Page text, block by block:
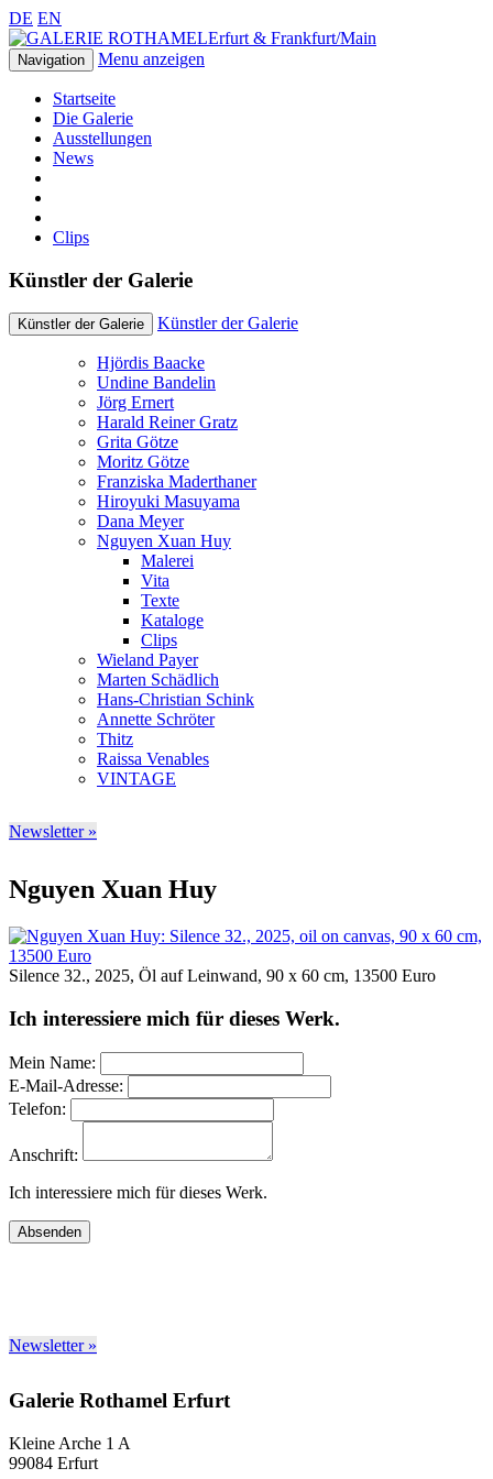
DE EN
Erfurt & Frankfurt/Main
Navigation Menu anzeigen
Startseite
Die Galerie
Ausstellungen
News
Clips
Künstler der Galerie
Künstler der Galerie Künstler der Galerie
Hjördis Baacke
Undine Bandelin
Jörg Ernert
Harald Reiner Gratz
Grita Götze
Moritz Götze
Franziska Maderthaner
Hiroyuki Masuyama
Dana Meyer
Nguyen Xuan Huy
Malerei
Vita
Texte
Kataloge
Clips
Wieland Payer
Marten Schädlich
Hans-Christian Schink
Annette Schröter
Thitz
Raissa Venables
VINTAGE
Newsletter »
Nguyen Xuan Huy
Silence 32., 2025, Öl auf Leinwand, 90 x 60 cm, 13500 Euro
Ich interessiere mich für dieses Werk.
Mein Name:
E-Mail-Adresse:
Telefon:
Anschrift:
Ich interessiere mich für dieses Werk.
Absenden
Newsletter »
Galerie Rothamel Erfurt
Kleine Arche 1 A
99084 Erfurt